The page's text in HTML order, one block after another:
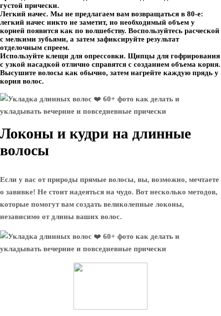
густой прически.
Легкий начес. Мы не предлагаем вам возвращаться в 80-е:
легкий начес никто не заметит, но необходимый объем у
корней появится как по волшебству. Воспользуйтесь расческой
с мелкими зубьями, а затем зафиксируйте результат
отделочным спреем.
Используйте клещи для опрессовки. Щипцы для гофрирования
с узкой насадкой отлично справятся с созданием объема корня.
Высушите волосы как обычно, затем нагрейте каждую прядь у
корня волос.
Локоны и кудри на длинные
волосы
Если у вас от природы прямые волосы, вы, возможно, мечтаете
о завивке! Не стоит надеяться на чудо. Вот несколько методов,
которые помогут вам создать великолепные локоны,
независимо от длины ваших волос.